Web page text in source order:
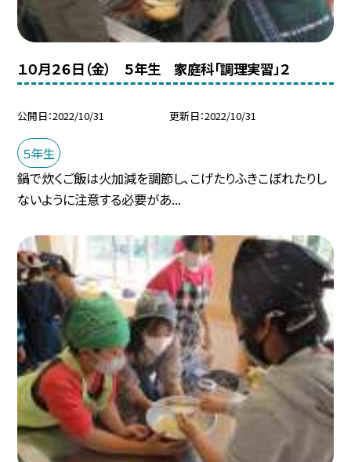
１０月２６日（金） ５年生 家庭科「調理実習」２
公開日 2022/10/31 更新日 2022/10/31
５年生
鍋で炊くご飯は火加減を調節し、こげたりふきこぼれたりし
ないように注意する必要があ...